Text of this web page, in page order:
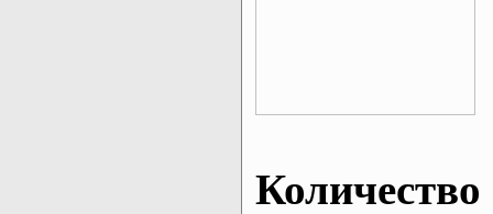
Количество